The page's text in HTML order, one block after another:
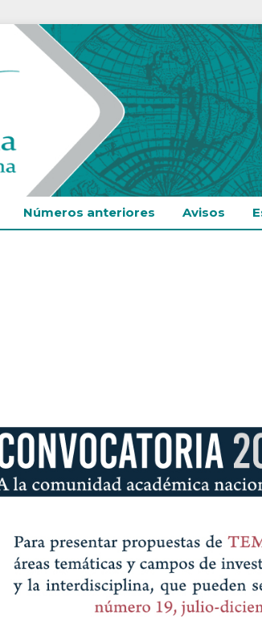
Números anteriores Avisos